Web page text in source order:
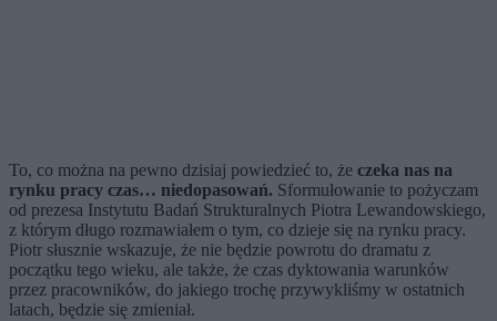
To, co można na pewno dzisiaj powiedzieć to, że czeka nas na
rynku pracy czas… niedopasowań. Sformułowanie to pożyczam
od prezesa Instytutu Badań Strukturalnych Piotra Lewandowskiego,
z którym długo rozmawiałem o tym, co dzieje się na rynku pracy.
Piotr słusznie wskazuje, że nie będzie powrotu do dramatu z
początku tego wieku, ale także, że czas dyktowania warunków
przez pracowników, do jakiego trochę przywykliśmy w ostatnich
latach, będzie się zmieniał.